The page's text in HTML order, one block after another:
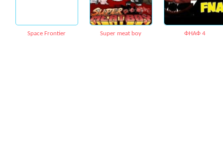
Space Frontier Super meat boy ФНАФ 4